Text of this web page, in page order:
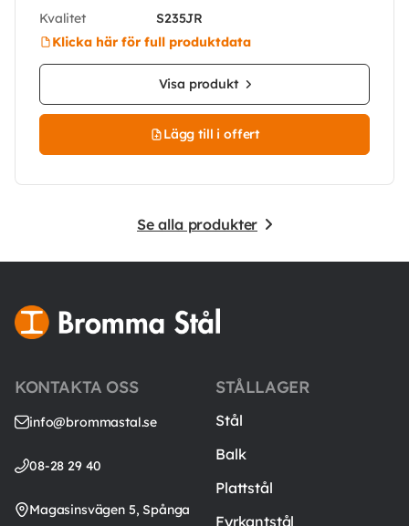
Kvalitet
S235JR
Klicka här för full produktdata
Visa produkt
Lägg till i offert
Se alla produkter
KONTAKTA OSS
info@brommastal.se
08-28 29 40
Magasinsvägen 5, Spånga
STÅLLAGER
Stål
Balk
Plattstål
Fyrkantstål